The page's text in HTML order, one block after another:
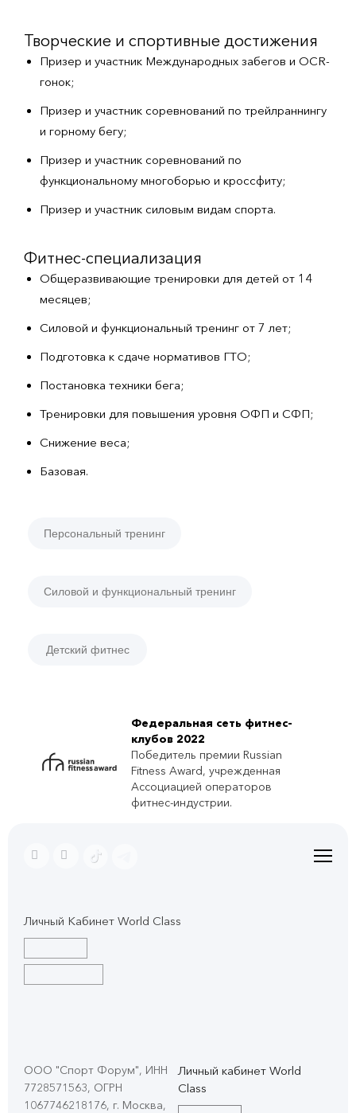
Творческие и спортивные достижения
Призер и участник Международных забегов и OCR-
гонок;
Призер и участник соревнований по трейлраннингу
и горному бегу;
Призер и участник соревнований по
функциональному многоборью и кроссфиту;
Призер и участник силовым видам спорта.
Фитнес-специализация
Общеразвивающие тренировки для детей от 14
месяцев;
Силовой и функциональный тренинг от 7 лет;
Подготовка к сдаче нормативов ГТО;
Постановка техники бега;
Тренировки для повышения уровня ОФП и СФП;
Снижение веса;
Базовая.
Персональный тренинг
Силовой и функциональный тренинг
Детский фитнес
Федеральная сеть фитнес-
клубов 2022
Победитель премии Russian
Fitness Award, учрежденная
Ассоциацией операторов
фитнес-индустрии.
Личный Кабинет World Class
ООО "Спорт Форум", ИНН
7728571563, ОГРН
1067746218176, г. Москва,
Личный кабинет World
Class